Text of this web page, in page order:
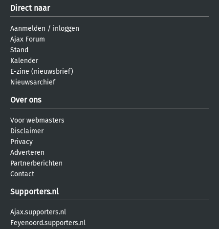
Direct naar
Aanmelden / inloggen
Ajax Forum
Stand
Kalender
E-zine (nieuwsbrief)
Nieuwsarchief
Over ons
Voor webmasters
Disclaimer
Privacy
Adverteren
Partnerberichten
Contact
Supporters.nl
Ajax.supporters.nl
Feyenoord.supporters.nl